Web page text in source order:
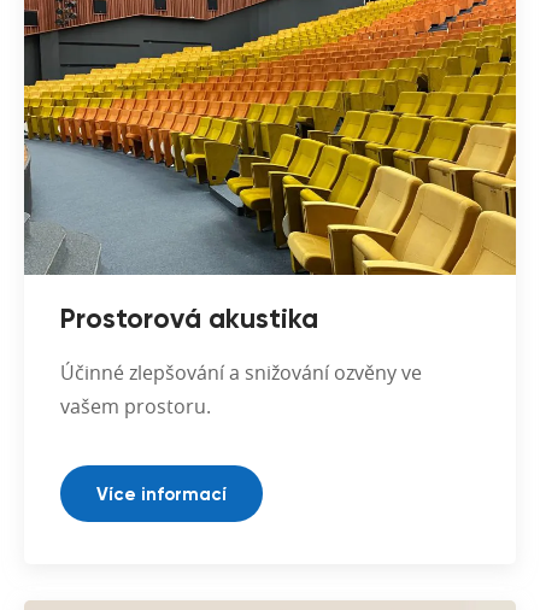
Prostorová akustika
Účinné zlepšování a snižování ozvěny ve
vašem prostoru.
Více informací